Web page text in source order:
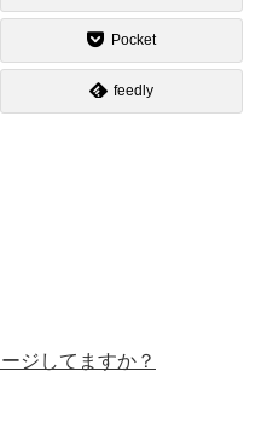
Pocket
feedly
ジしてますか？